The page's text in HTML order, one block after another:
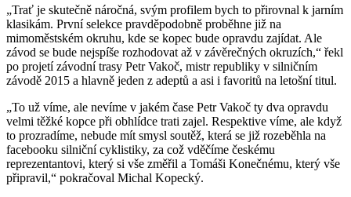
„Trať je skutečně náročná, svým profilem bych to přirovnal k jarním
klasikám. První selekce pravděpodobně proběhne již na
mimoměstském okruhu, kde se kopec bude opravdu zajídat. Ale
závod se bude nejspíše rozhodovat až v závěrečných okruzích,“ řekl
po projetí závodní trasy Petr Vakoč, mistr republiky v silničním
závodě 2015 a hlavně jeden z adeptů a asi i favoritů na letošní titul.
„To už víme, ale nevíme v jakém čase Petr Vakoč ty dva opravdu
velmi těžké kopce při obhlídce trati zajel. Respektive víme, ale když
to prozradíme, nebude mít smysl soutěž, která se již rozeběhla na
facebooku silniční cyklistiky, za což vděčíme českému
reprezentantovi, který si vše změřil a Tomáši Konečnému, který vše
připravil,“ pokračoval Michal Kopecký.